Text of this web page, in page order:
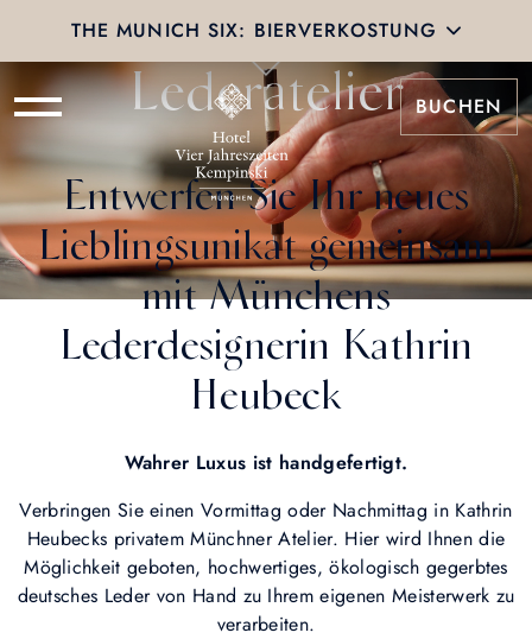
THE MUNICH SIX: BIERVERKOSTUNG
BUCHEN
Das Private
Lederatelier
TEILNEHMEN
Entwerfen Sie Ihr neues
Lieblingsunikat gemeinsam
mit Münchens
Lederdesignerin Kathrin
Heubeck
Wahrer Luxus ist handgefertigt.
Verbringen Sie einen Vormittag oder Nachmittag in Kathrin
Heubecks privatem Münchner Atelier. Hier wird Ihnen die
Möglichkeit geboten, hochwertiges, ökologisch gegerbtes
deutsches Leder von Hand zu Ihrem eigenen Meisterwerk zu
verarbeiten.